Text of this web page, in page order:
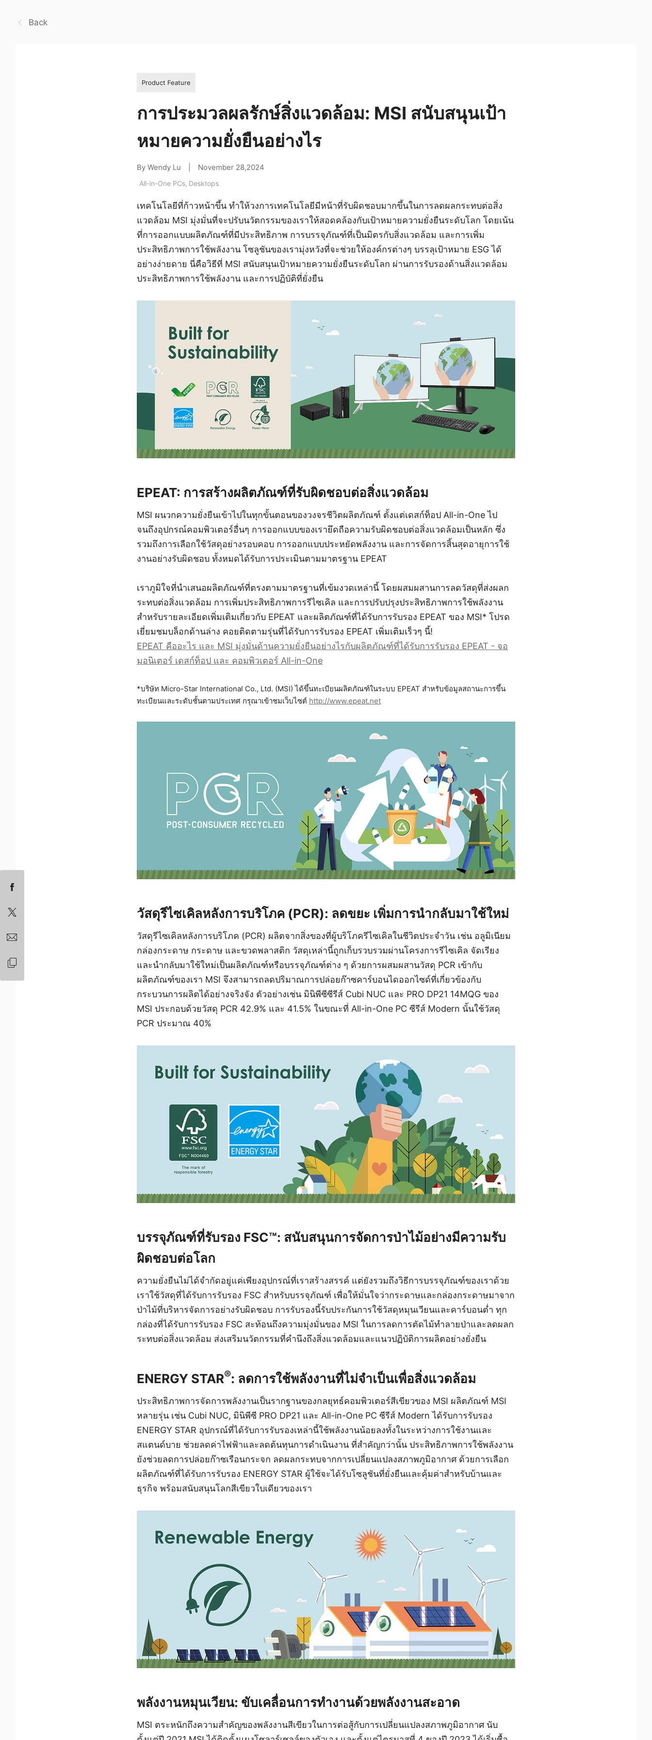
Back
Product Feature
การประมวลผลรักษ์สิ่งแวดล้อม: MSI สนับสนุนเป้า
หมายความยั่งยืนอย่างไร
By Wendy Lu November 28,2024
All-in-One PCs, Desktops
เทคโนโลยีที่ก้าวหน้าขึ้น ทำให้วงการเทคโนโลยีมีหน้าที่รับผิดชอบมากขึ้นในการลดผลกระทบต่อสิ่ง
แวดล้อม MSI มุ่งมั่นที่จะปรับนวัตกรรมของเราให้สอดคล้องกับเป้าหมายความยั่งยืนระดับโลก โดยเน้น
ที่การออกแบบผลิตภัณฑ์ที่มีประสิทธิภาพ การบรรจุภัณฑ์ที่เป็นมิตรกับสิ่งแวดล้อม และการเพิ่ม
ประสิทธิภาพการใช้พลังงาน โซลูชันของเรามุ่งหวังที่จะช่วยให้องค์กรต่างๆ บรรลุเป้าหมาย ESG ได้
อย่างง่ายดาย นี่คือวิธีที่ MSI สนับสนุนเป้าหมายความยั่งยืนระดับโลก ผ่านการรับรองด้านสิ่งแวดล้อม
ประสิทธิภาพการใช้พลังงาน และการปฏิบัติที่ยั่งยืน
EPEAT: การสร้างผลิตภัณฑ์ที่รับผิดชอบต่อสิ่งแวดล้อม
MSI ผนวกความยั่งยืนเข้าไปในทุกขั้นตอนของวงจรชีวิตผลิตภัณฑ์ ตั้งแต่เดสก์ท็อป All-in-One ไป
จนถึงอุปกรณ์คอมพิวเตอร์อื่นๆ การออกแบบของเรายึดถือความรับผิดชอบต่อสิ่งแวดล้อมเป็นหลัก ซึ่ง
รวมถึงการเลือกใช้วัสดุอย่างรอบคอบ การออกแบบประหยัดพลังงาน และการจัดการสิ้นสุดอายุการใช้
งานอย่างรับผิดชอบ ทั้งหมดได้รับการประเมินตามมาตรฐาน EPEAT
เราภูมิใจที่นำเสนอผลิตภัณฑ์ที่ตรงตามมาตรฐานที่เข้มงวดเหล่านี้ โดยผสมผสานการลดวัสดุที่ส่งผลก
ระทบต่อสิ่งแวดล้อม การเพิ่มประสิทธิภาพการรีไซเคิล และการปรับปรุงประสิทธิภาพการใช้พลังงาน
สำหรับรายละเอียดเพิ่มเติมเกี่ยวกับ EPEAT และผลิตภัณฑ์ที่ได้รับการรับรอง EPEAT ของ MSI* โปรด
เยี่ยมชมบล็อกด้านล่าง คอยติดตามรุ่นที่ได้รับการรับรอง EPEAT เพิ่มเติมเร็วๆ นี้!
EPEAT คืออะไร และ MSI มุ่งมั่นด้านความยั่งยืนอย่างไรกับผลิตภัณฑ์ที่ได้รับการรับรอง EPEAT - จอ
มอนิเตอร์ เดสก์ท็อป และ คอมพิวเตอร์ All-in-One
*บริษัท Micro-Star International Co., Ltd. (MSI) ได้ขึ้นทะเบียนผลิตภัณฑ์ในระบบ EPEAT สำหรับข้อมูลสถานะการขึ้น
ทะเบียนและระดับชั้นตามประเทศ กรุณาเข้าชมเว็บไซต์ http://www.epeat.net
วัสดุรีไซเคิลหลังการบริโภค (PCR): ลดขยะ เพิ่มการนำกลับมาใช้ใหม่
วัสดุรีไซเคิลหลังการบริโภค (PCR) ผลิตจากสิ่งของที่ผู้บริโภครีไซเคิลในชีวิตประจำวัน เช่น อลูมิเนียม
กล่องกระดาษ กระดาษ และขวดพลาสติก วัสดุเหล่านี้ถูกเก็บรวบรวมผ่านโครงการรีไซเคิล จัดเรียง
และนำกลับมาใช้ใหม่เป็นผลิตภัณฑ์หรือบรรจุภัณฑ์ต่าง ๆ ด้วยการผสมผสานวัสดุ PCR เข้ากับ
ผลิตภัณฑ์ของเรา MSI จึงสามารถลดปริมาณการปล่อยก๊าซคาร์บอนไดออกไซด์ที่เกี่ยวข้องกับ
กระบวนการผลิตได้อย่างจริงจัง ตัวอย่างเช่น มินิพีซีซีรีส์ Cubi NUC และ PRO DP21 14MQG ของ
MSI ประกอบด้วยวัสดุ PCR 42.9% และ 41.5% ในขณะที่ All-in-One PC ซีรีส์ Modern นั้นใช้วัสดุ
PCR ประมาณ 40%
บรรจุภัณฑ์ที่รับรอง FSC™: สนับสนุนการจัดการป่าไม้อย่างมีความรับ
ผิดชอบต่อโลก
ความยั่งยืนไม่ได้จำกัดอยู่แค่เพียงอุปกรณ์ที่เราสร้างสรรค์ แต่ยังรวมถึงวิธีการบรรจุภัณฑ์ของเราด้วย
เราใช้วัสดุที่ได้รับการรับรอง FSC สำหรับบรรจุภัณฑ์ เพื่อให้มั่นใจว่ากระดาษและกล่องกระดาษมาจาก
ป่าไม้ที่บริหารจัดการอย่างรับผิดชอบ การรับรองนี้รับประกันการใช้วัสดุหมุนเวียนและคาร์บอนต่ำ ทุก
กล่องที่ได้รับการรับรอง FSC สะท้อนถึงความมุ่งมั่นของ MSI ในการลดการตัดไม้ทำลายป่าและลดผลก
ระทบต่อสิ่งแวดล้อม ส่งเสริมนวัตกรรมที่คำนึงถึงสิ่งแวดล้อมและแนวปฏิบัติการผลิตอย่างยั่งยืน
ENERGY STAR®: ลดการใช้พลังงานที่ไม่จำเป็นเพื่อสิ่งแวดล้อม
ประสิทธิภาพการจัดการพลังงานเป็นรากฐานของกลยุทธ์คอมพิวเตอร์สีเขียวของ MSI ผลิตภัณฑ์ MSI
หลายรุ่น เช่น Cubi NUC, มินิพีซี PRO DP21 และ All-in-One PC ซีรีส์ Modern ได้รับการรับรอง
ENERGY STAR อุปกรณ์ที่ได้รับการรับรองเหล่านี้ใช้พลังงานน้อยลงทั้งในระหว่างการใช้งานและ
สแตนด์บาย ช่วยลดค่าไฟฟ้าและลดต้นทุนการดำเนินงาน ที่สำคัญกว่านั้น ประสิทธิภาพการใช้พลังงาน
ยังช่วยลดการปล่อยก๊าซเรือนกระจก ลดผลกระทบจากการเปลี่ยนแปลงสภาพภูมิอากาศ ด้วยการเลือก
ผลิตภัณฑ์ที่ได้รับการรับรอง ENERGY STAR ผู้ใช้จะได้รับโซลูชันที่ยั่งยืนและคุ้มค่าสำหรับบ้านและ
ธุรกิจ พร้อมสนับสนุนโลกสีเขียวใบเดียวของเรา
พลังงานหมุนเวียน: ขับเคลื่อนการทำงานด้วยพลังงานสะอาด
MSI ตระหนักถึงความสำคัญของพลังงานสีเขียวในการต่อสู้กับการเปลี่ยนแปลงสภาพภูมิอากาศ นับ